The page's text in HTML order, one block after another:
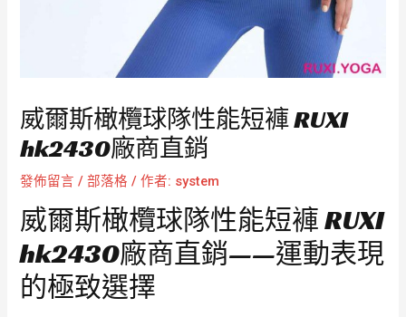
威爾斯橄欖球隊性能短褲 RUXI
hk2430廠商直銷
發佈留言 /部落格 / 作者: system
威爾斯橄欖球隊性能短褲 RUXI
hk2430廠商直銷——運動表現
的極致選擇